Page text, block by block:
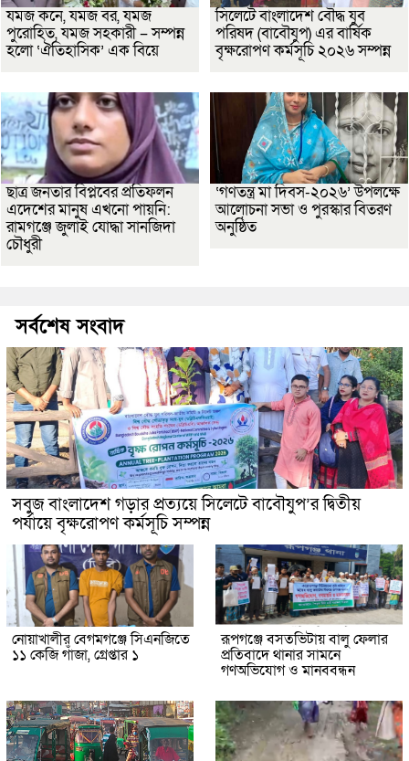
যমজ কনে, যমজ বর, যমজ
পুরোহিত, যমজ সহকারী – সম্পন্ন
হলো ‘ঐতিহাসিক’ এক বিয়ে
সিলেটে বাংলাদেশ বৌদ্ধ যুব
পরিষদ (বাবৌযুপ) এর বার্ষিক
বৃক্ষরোপণ কর্মসূচি ২০২৬ সম্পন্ন
ছাত্র জনতার বিপ্লবের প্রতিফলন
এদেশের মানুষ এখনো পায়নি:
রামগঞ্জে জুলাই যোদ্ধা সানজিদা
চৌধুরী
‘গণতন্ত্র মা দিবস-২০২৬’ উপলক্ষে
আলোচনা সভা ও পুরস্কার বিতরণ
অনুষ্ঠিত
সর্বশেষ সংবাদ
সবুজ বাংলাদেশ গড়ার প্রত্যয়ে সিলেটে বাবৌযুপ’র দ্বিতীয়
পর্যায়ে বৃক্ষরোপণ কর্মসূচি সম্পন্ন
নোয়াখালীর বেগমগঞ্জে সিএনজিতে
১১ কেজি গাঁজা, গ্রেপ্তার ১
রূপগঞ্জে বসতভিটায় বালু ফেলার
প্রতিবাদে থানার সামনে
গণঅভিযোগ ও মানববন্ধন